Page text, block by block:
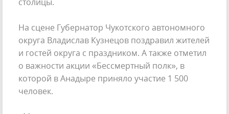
На сцене Губернатор Чукотского автономного
округа Владислав Кузнецов поздравил жителей
и гостей округа с праздником. А также отметил
о важности акции «Бессмертный полк», в
которой в Анадыре приняло участие 1 500
человек.